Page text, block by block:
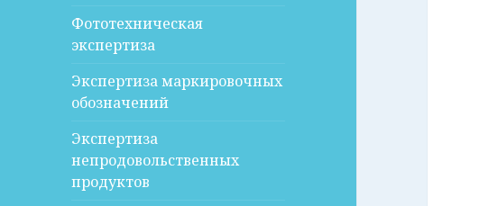
Фототехническая
экспертиза
Экспертиза маркировочных
обозначений
Экспертиза
непродовольственных
продуктов